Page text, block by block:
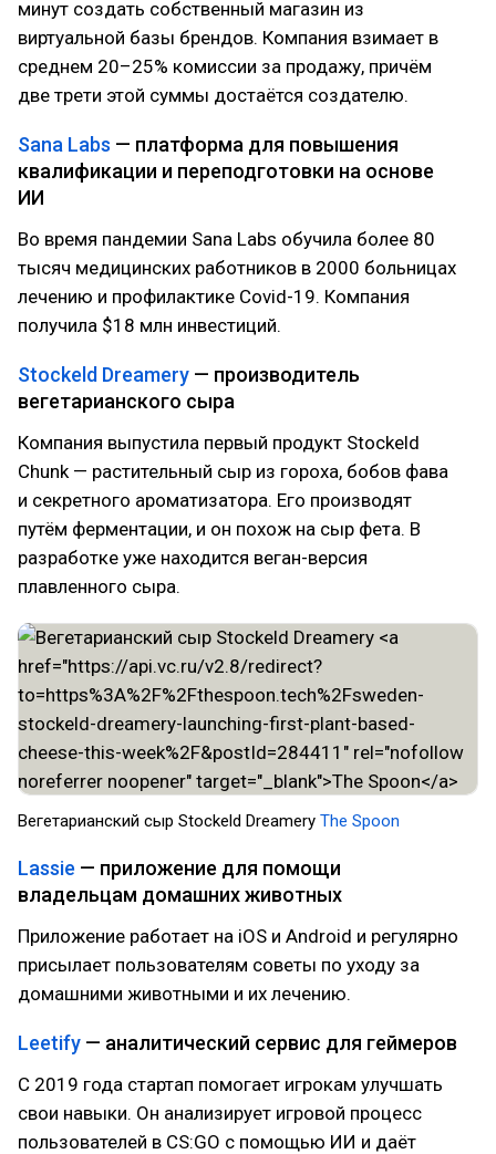
минут создать собственный магазин из
виртуальной базы брендов. Компания взимает в
среднем 20–25% комиссии за продажу, причём
две трети этой суммы достаётся создателю.
Sana Labs — платформа для повышения
квалификации и переподготовки на основе
ИИ
Во время пандемии Sana Labs обучила более 80
тысяч медицинских работников в 2000 больницах
лечению и профилактике Covid-19. Компания
получила $18 млн инвестиций.
Stockeld Dreamery — производитель
вегетарианского сыра
Компания выпустила первый продукт Stockeld
Chunk — растительный сыр из гороха, бобов фава
и секретного ароматизатора. Его производят
путём ферментации, и он похож на сыр фета. В
разработке уже находится веган-версия
плавленного сыра.
Вегетарианский сыр Stockeld Dreamery The Spoon
Lassie — приложение для помощи
владельцам домашних животных
Приложение работает на iOS и Android и регулярно
присылает пользователям советы по уходу за
домашними животными и их лечению.
Leetify — аналитический сервис для геймеров
С 2019 года стартап помогает игрокам улучшать
свои навыки. Он анализирует игровой процесс
пользователей в CS:GO с помощью ИИ и даёт